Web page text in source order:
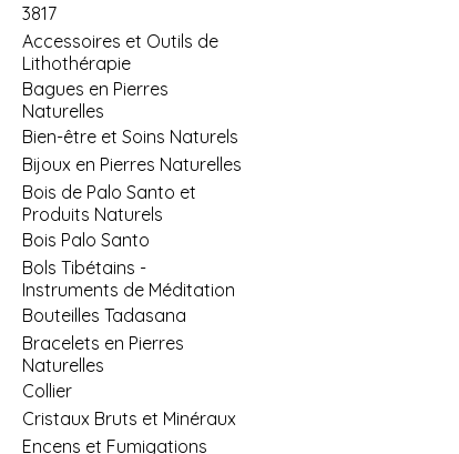
3817
Accessoires et Outils de
Lithothérapie
Bagues en Pierres
Naturelles
Bien-être et Soins Naturels
Bijoux en Pierres Naturelles
Bois de Palo Santo et
Produits Naturels
Bois Palo Santo
Bols Tibétains -
Instruments de Méditation
Bouteilles Tadasana
Bracelets en Pierres
Naturelles
Collier
Cristaux Bruts et Minéraux
Encens et Fumigations